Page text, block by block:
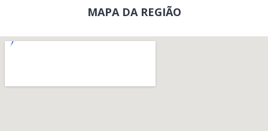
MAPA DA REGIÃO